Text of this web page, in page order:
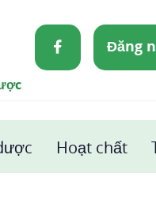
Đăng
Hoạt chất